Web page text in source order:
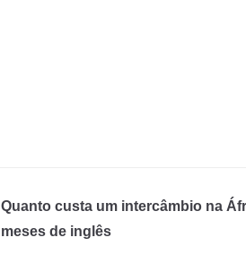
Quanto custa um intercâmbio na
meses de inglês